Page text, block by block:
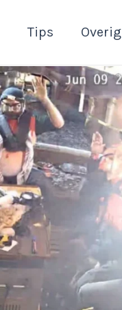
Tips Overig